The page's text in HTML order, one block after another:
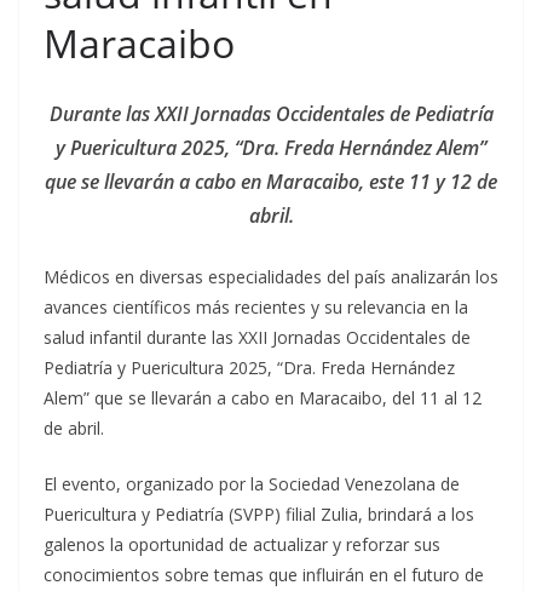
Maracaibo
Durante las XXII Jornadas Occidentales de Pediatría
y Puericultura2025, “Dra. Freda Hernández Alem”
que se llevarán a cabo en Maracaibo, este 11 y 12 de
abril.
Médicos en diversas especialidades del país analizarán los
avances científicos más recientes y su relevancia en la
salud infantil durante las XXII Jornadas Occidentales de
Pediatría y Puericultura 2025, “Dra. Freda Hernández
Alem” que se llevarán a cabo en Maracaibo, del 11 al 12
de abril.
El evento, organizado por la Sociedad Venezolana de
Puericultura y Pediatría (SVPP) filial Zulia, brindará a los
galenos la oportunidad de actualizar y reforzar sus
conocimientos sobre temas que influirán en el futuro de